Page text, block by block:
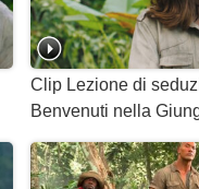
Clip Lezione di
Benvenuti nella